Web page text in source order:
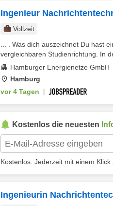
Ingenieur
Vollzeit
... . Was dich auszeichnet Du hast
vergleichbaren Studienrichtung. In
Hamburger Energienetze GmbH
Hamburg
vor 4 Tagen
Kostenlos die neuesten
Kostenlos. Jederzeit mit einem Klick
Ingenieurin